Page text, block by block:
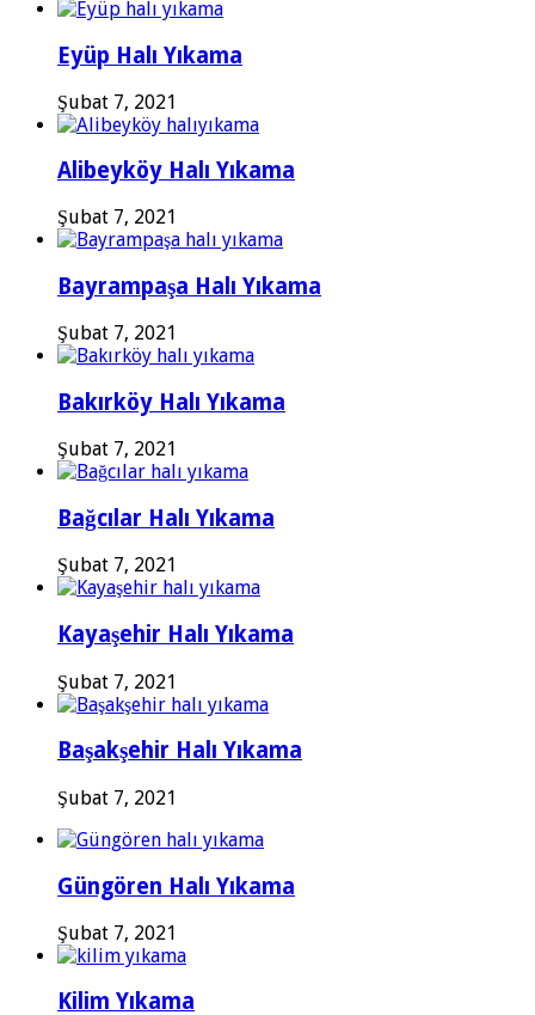
Eyüp Halı Yıkama
Şubat 7, 2021
Alibeyköy Halı Yıkama
Şubat 7, 2021
Bayrampaşa Halı Yıkama
Şubat 7, 2021
Bakırköy Halı Yıkama
Şubat 7, 2021
Bağcılar Halı Yıkama
Şubat 7, 2021
Kayaşehir Halı Yıkama
Şubat 7, 2021
Başakşehir Halı Yıkama
Şubat 7, 2021
Güngören Halı Yıkama
Şubat 7, 2021
Kilim Yıkama